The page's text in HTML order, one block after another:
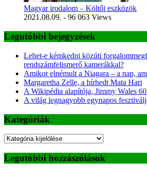
Magyar irodalom – Költői eszközök
2021.08.09. - 96 063 Views
Legutóbbi bejegyzések
Lehet-e kémkedni közúti
rendszámfelismerő kamerákkal?
Amikor elnémult a Niagara – a nap,
Margaretha Zelle, a hírhedt Mata Hari
A Wikipédia alapítója, Jimmy Wales
A világ legnagyobb egynapos
Kategóriák
Kategóriák
Legutóbbi hozzászólások